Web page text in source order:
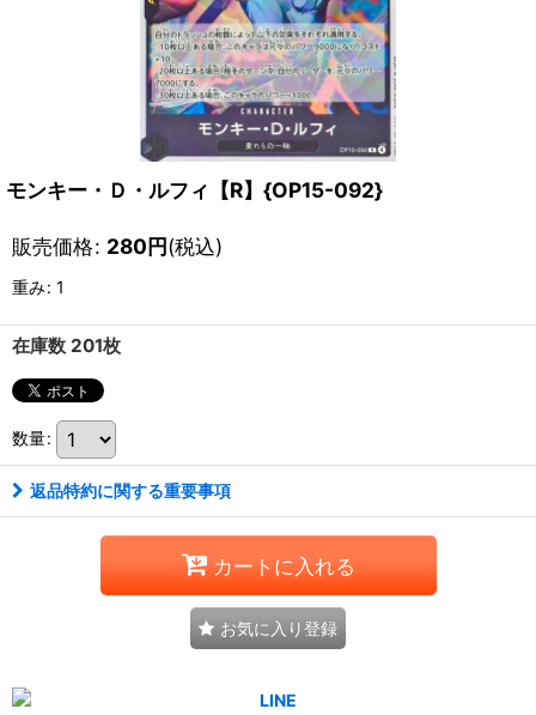
モンキー・Ｄ・ルフィ【R】{OP15-092}
販売価格: 280円(税込)
重み: 1
在庫数 201枚
数量:
返品特約に関する重要事項
カートに入れる
お気に入り登録